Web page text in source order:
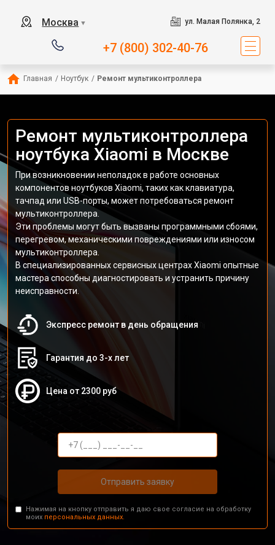
Москва ▼ ул. Малая Полянка, 2
+7 (800) 302-40-76
Главная / Ноутбук / Ремонт мультиконтроллера
Ремонт мультиконтроллера
ноутбука Xiaomi в Москве
При возникновении неполадок в работе основных
компонентов ноутбуков Xiaomi, таких как клавиатура,
тачпад или USB-порты, может потребоваться ремонт
мультиконтроллера.
Эти проблемы могут быть вызваны программными сбоями,
перегревом, механическими повреждениями или износом
мультиконтроллера.
В специализированных сервисных центрах Xiaomi опытные
мастера способны диагностировать и устранить причину
неисправности.
Экспресс ремонт в день обращения
Гарантия до 3-х лет
Цена от 2300 руб
Отправить заявку
Нажимая на кнопку отправить я даю свое согласие на обработку
моих персональных данных.